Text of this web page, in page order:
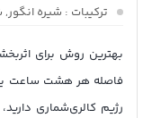
ترکیبات : شیره
بهترین روش برای
فاصله هر هشت ساعت
رژیم کالری‌شماری